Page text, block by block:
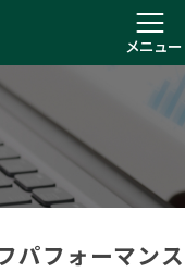
メニュー
パフォーマンス